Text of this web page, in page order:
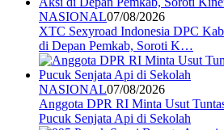
NASIONAL07/08/2026
XTC Sexyroad Indonesia DPC
di Depan Pemkab, Soroti K…
NASIONAL07/08/2026
Anggota DPR RI Minta Usut
Pucuk Senjata Api di Sekolah